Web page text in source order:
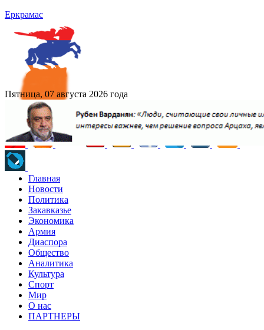
Еркрамас
Пятница, 07 августа 2026 года
Главная
Новости
Политика
Закавказье
Экономика
Армия
Диаспора
Общество
Аналитика
Культура
Спорт
Мир
О нас
ПАРТНЕРЫ